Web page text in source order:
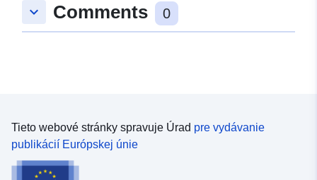
49.0015327 ], [ 9.7707677,
48.9985112 ], [ 9.7678507,
zdroje:
uriRef:
keyboard_arrow_down Comments 0
Tieto webové stránky spravuje Úrad pre vydávanie
publikácií Európskej únie